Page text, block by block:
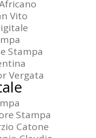
Vito
Stampa
Vergata
Stampa
Catone